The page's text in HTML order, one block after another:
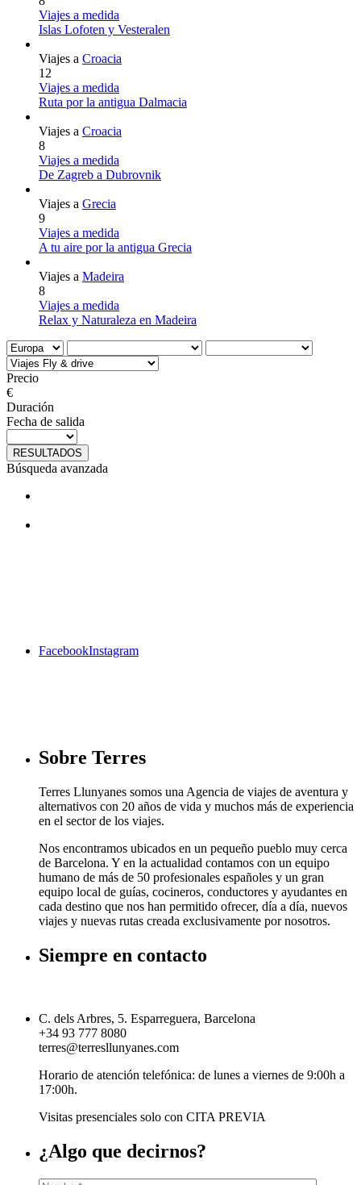
Viajes a medida
Islas Lofoten y Vesteralen
Viajes a Croacia
12
Viajes a medida
Ruta por la antigua Dalmacia
Viajes a Croacia
8
Viajes a medida
De Zagreb a Dubrovnik
Viajes a Grecia
9
Viajes a medida
A tu aire por la antigua Grecia
Viajes a Madeira
8
Viajes a medida
Relax y Naturaleza en Madeira
Precio
€
Duración
Fecha de salida
RESULTADOS
Búsqueda avanzada
FacebookInstagram
Sobre Terres
Terres Llunyanes somos una Agencia de viajes de aventura y
alternativos con 20 años de vida y muchos más de experiencia
en el sector de los viajes.
Nos encontramos ubicados en un pequeño pueblo muy cerca
de Barcelona. Y en la actualidad contamos con un equipo
humano de más de 50 profesionales españoles y un gran
equipo local de guías, cocineros, conductores y ayudantes en
cada destino que nos han permitido ofrecer, día a día, nuevos
viajes y nuevas rutas creada exclusivamente por nosotros.
Siempre en contacto
C. dels Arbres, 5. Esparreguera, Barcelona
+34 93 777 8080
terres@terresllunyanes.com
Horario de atención telefónica: de lunes a viernes de 9:00h a
17:00h.
Visitas presenciales solo con CITA PREVIA
¿Algo que decirnos?